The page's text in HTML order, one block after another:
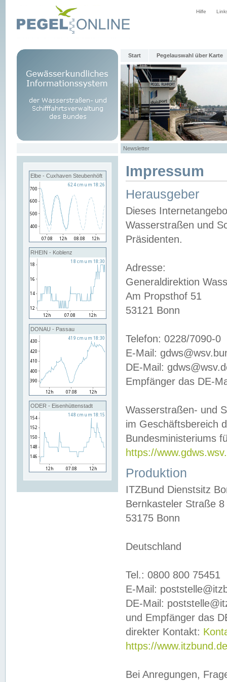
Hilfe
Start Pegelauswahl über Karte
Newsletter
Elbe - Cuxhaven Steubenhöft
RHEIN - Koblenz
DONAU - Passau
ODER - Eisenhüttenstadt
Impressum
Herausgeber
Dieses
Wasserstraßen und
Präsidenten.
Adresse:
Generaldirektion
Am Propsthof 51
53121 Bonn
Telefon: 0228/7090-0
E-Mail:
DE-Mail:
Empfänger das DE-
Wasserstraßen- und
im Geschäftsbereich
Bundesministeriums
https://
Produktion
ITZBund Dienstsitz
Bernkasteler Straße 8
53175 Bonn
Deutschland
Tel.: 0800 800 75451
E-Mail:
DE-Mail:
und Empfänger das
direkter Kontakt:
https://
Bei Anregungen,